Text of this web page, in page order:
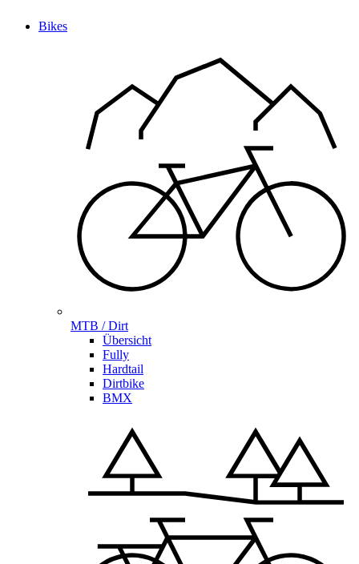
Bikes
MTB / Dirt
Übersicht
Fully
Hardtail
Dirtbike
BMX